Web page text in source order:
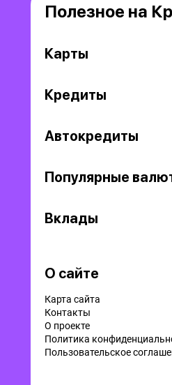
Полезное на
Карты
Кредиты
Автокредиты
Популярные
Вклады
О сайте
Карта сайта
Контакты
О проекте
Политика
Пользовательское